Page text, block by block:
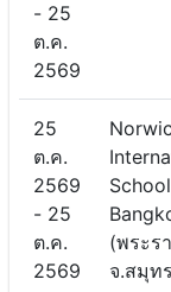
- 25
ต.ค.
2569
25
ต.ค.
2569
- 25
ต.ค.
2569
(พระร
จ.สมุท